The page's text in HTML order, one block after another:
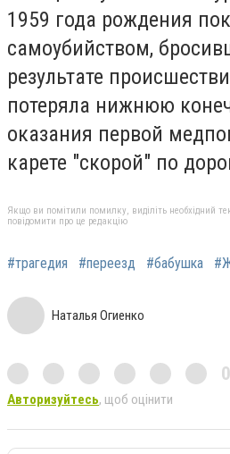
1959 года рождения
самоубийством,
результате
потеряла нижнюю
оказания первой
карете "скорой" по
Якщо ви помітили помилку, виділіть необхідний
повідомити про це редакцію
#трагедия #переезд #бабушка
Наталья Огиенко
Авторизуйтесь, щоб оцінити